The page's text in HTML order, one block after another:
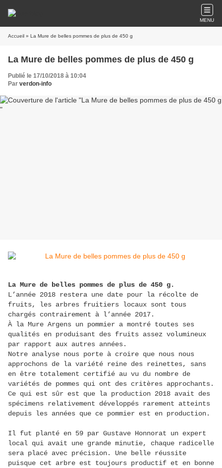
MENU
Accueil » La Mure de belles pommes de plus de 450 g
La Mure de belles pommes de plus de 450 g
Publié le 17/10/2018 à 10:04
Par verdon-info
La Mure de belles pommes de plus de 450 g.
L’année 2018 restera une date pour la récolte de
fruits, les arbres fruitiers locaux sont tous
chargés contrairement à l’année 2017.
À la Mure Argens un pommier a montré toutes ses
qualités en produisant des fruits assez volumineux
par rapport aux autres années.
Notre analyse nous porte à croire que nous nous
approchons de la variété reine des reinettes, sans
en être totalement certifié au vu du nombre de
variétés de pommes qui ont des critères approchants.
Ce qui est sûr est que la production 2018 avait des
spécimens relativement développés rarement atteints
depuis les années que ce pommier est en production.
Il fut planté en 59 par Gustave Honnorat un expert
local qui avait une grande minutie, chaque radicelle
sera placé avec précision. Une belle réussite
puisque cet arbre est toujours productif et en bonne